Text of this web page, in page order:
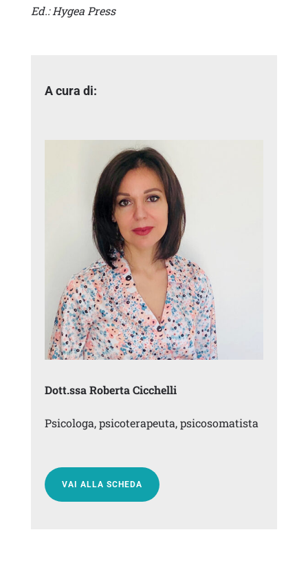
Ed.: Hygea Press
A cura di:
Dott.ssa Roberta Cicchelli
Psicologa, psicoterapeuta, psicosomatista
VAI ALLA SCHEDA